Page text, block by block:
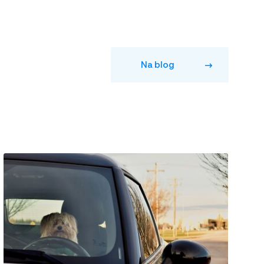
Na blog